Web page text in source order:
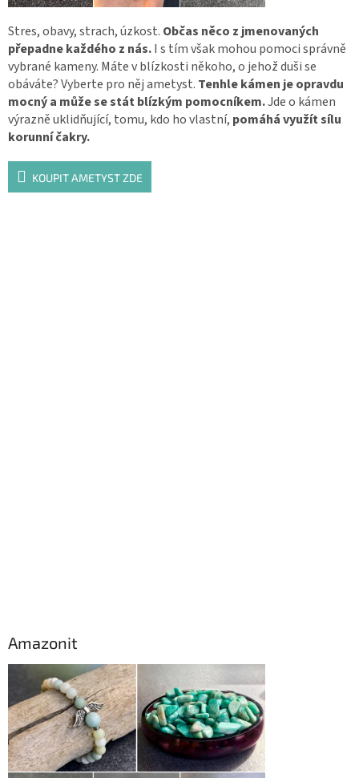
Stres, obavy, strach, úzkost. Občas něco z jmenovaných
přepadne každého z nás.I s tím však mohou pomoci správně
vybrané kameny. Máte v blízkosti někoho, o jehož duši se
obáváte? Vyberte pro něj ametyst. Tenhle kámen je opravdu
mocný a může se stát blízkým pomocníkem.Jde o kámen
výrazně uklidňující, tomu, kdo ho vlastní, pomáhá využít sílu
korunní čakry.
KOUPIT AMETYST ZDE
Amazonit